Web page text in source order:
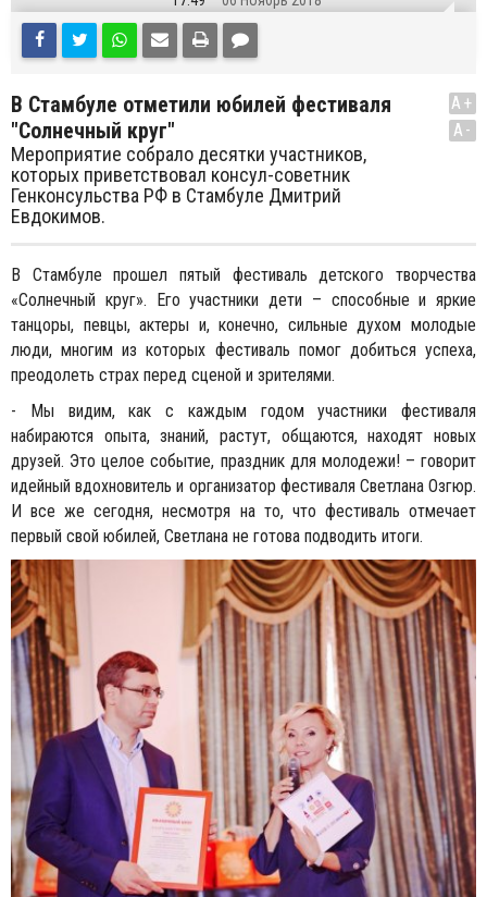
В Стамбуле отметили юбилей фестиваля
"Солнечный круг"
Мероприятие собрало десятки участников,
которых приветствовал консул-советник
Генконсульства РФ в Стамбуле Дмитрий
Евдокимов.
A+
A-
В Стамбуле прошел пятый фестиваль детского творчества
«Солнечный круг». Его участники дети – способные и яркие
танцоры, певцы, актеры и, конечно, сильные духом молодые
люди, многим из которых фестиваль помог добиться успеха,
преодолеть страх перед сценой и зрителями.
- Мы видим, как с каждым годом участники фестиваля
набираются опыта, знаний, растут, общаются, находят новых
друзей. Это целое событие, праздник для молодежи! – говорит
идейный вдохновитель и организатор фестиваля Светлана Озгюр.
И все же сегодня, несмотря на то, что фестиваль отмечает
первый свой юбилей, Светлана не готова подводить итоги.